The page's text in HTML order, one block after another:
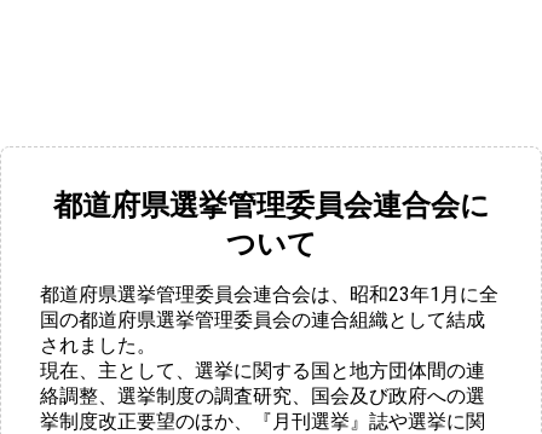
都道府県選挙管理委員会連合会に
ついて
都道府県選挙管理委員会連合会は、昭和23年1月に全
国の都道府県選挙管理委員会の連合組織として結成
されました。
現在、主として、選挙に関する国と地方団体間の連
絡調整、選挙制度の調査研究、国会及び政府への選
挙制度改正要望のほか、『月刊選挙』誌や選挙に関